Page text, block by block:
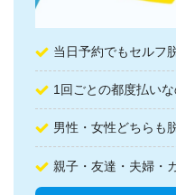
当日予約でもセルフ
1回ごとの都度払いな
男性・女性どちらも
親子・友達・夫婦・